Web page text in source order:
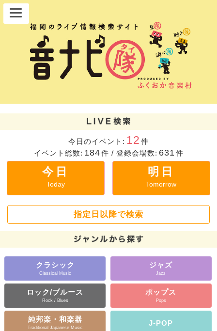
今日のイベント: 12 件
イベント総数: 184件 / 登録会場数: 631 件
今日
Today
明日
Tomorrow
指定日以降で検索
クラシック
Classical Music
ジャズ
Jazz
ロック/ブルース
Rock / Blues
ポップス
Pops
純邦楽・和楽器
Traditional Japanese Music
J-POP